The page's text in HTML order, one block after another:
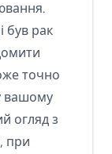
був рак
точно
вашому
огляд з
при